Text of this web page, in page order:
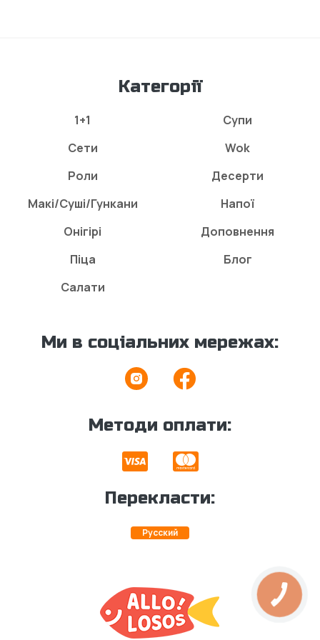
Категорії
1+1
Сети
Роли
Макі/Суші/Гункани
Онігірі
Піца
Салати
Супи
Wok
Десерти
Напої
Доповнення
Блог
Ми в соціальних мережах:
Методи оплати:
Перекласти:
Русский
КНОПКА
ЗВ'ЯЗКУ